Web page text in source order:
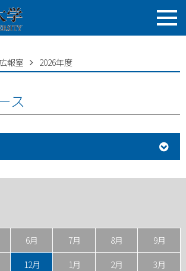
報室 2026年度
ス
6月 7月 8月 9月
12月 1月 2月 3月